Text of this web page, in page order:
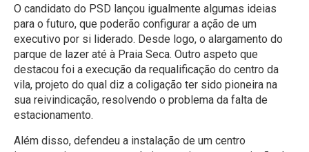
O candidato do PSD lançou igualmente algumas ideias
para o futuro, que poderão configurar a ação de um
executivo por si liderado. Desde logo, o alargamento do
parque de lazer até à Praia Seca. Outro aspeto que
destacou foi a execução da requalificação do centro da
vila, projeto do qual diz a coligação ter sido pioneira na
sua reivindicação, resolvendo o problema da falta de
estacionamento.
Além disso, defendeu a instalação de um centro